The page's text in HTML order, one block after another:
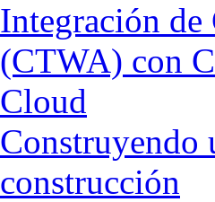
Integración
(CTWA) con
Cloud
Construyendo
construcción